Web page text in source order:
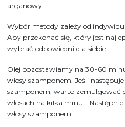
arganowy.
Wybór metody zależy od
Aby przekonać się, który jest
wybrać odpowiedni dla siebie.
Olej pozostawiamy na 30-60
włosy szamponem. Jeśli
szamponem, warto zemulgować
włosach na kilka minut.
włosy szamponem.